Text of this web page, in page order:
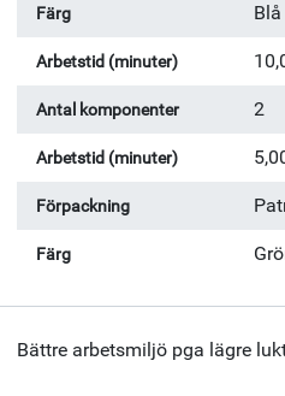
Färg Blå
Arbetstid (minuter)
Antal komponenter 2
Arbetstid (minuter)
Förpackning
Färg
Bättre arbetsmiljö pga lägre